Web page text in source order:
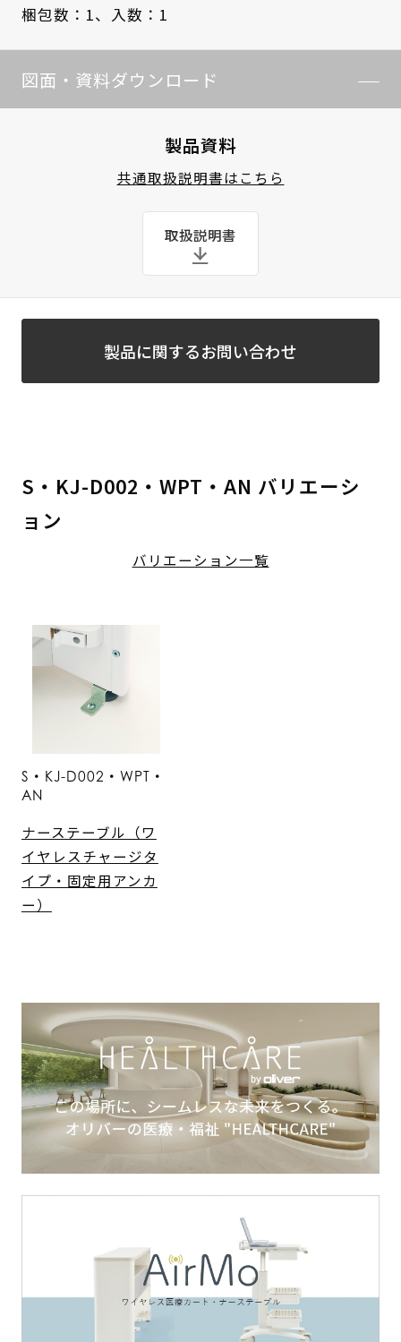
梱包数：1、 入数：1
図面・資料ダウンロード
製品資料
共通取扱説明書はこちら
取扱説明書
製品に関するお問い合わせ
S・KJ-D002・WPT・AN バリエーシ
ョン
バリエーション一覧
S・KJ-D002・WPT・
AN
ナーステーブル（ワ
イヤレスチャージタ
イプ・固定用アンカ
ー）